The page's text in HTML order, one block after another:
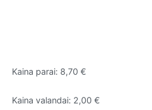
Kaina parai: 8,70 €
Kaina valandai: 2,00 €